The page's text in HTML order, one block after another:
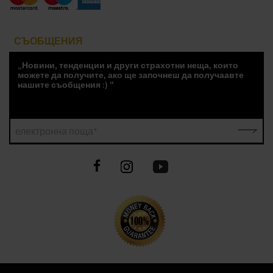
СЪОБЩЕНИЯ
„Новини, тенденции и други страхотни неща, които
можете да получите, ако ще започнеш да получаавте
нашите съобщения :) "